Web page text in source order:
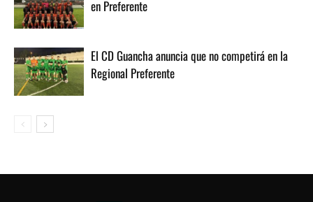
en Preferente
El CD Guancha anuncia que no competirá en la
Regional Preferente